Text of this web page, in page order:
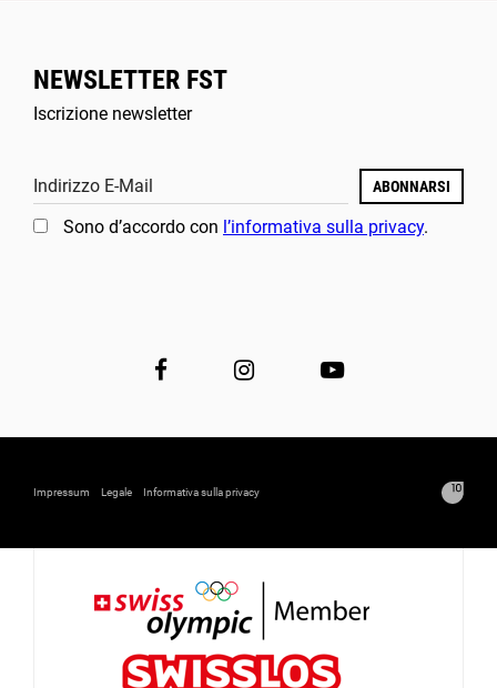
NEWSLETTER FST
Iscrizione newsletter
Indirizzo E-Mail ABONNARSI
Sono d’accordo con l’informativa sulla privacy.
Impressum Legale Informativa sulla privacy